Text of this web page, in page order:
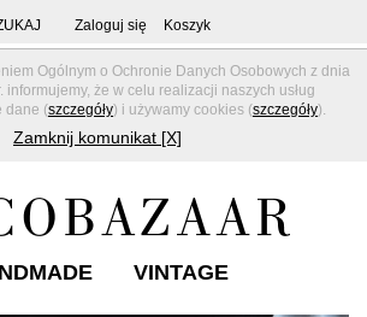
Ogólnym o Ochronie Danych Osobowych z dnia
informujemy, że w celu realizacji naszych usług
dane (szczegóły) i używamy cookies (szczegóły).
Zamknij komunikat [X]
Zaloguj się Koszyk
VINTAGE